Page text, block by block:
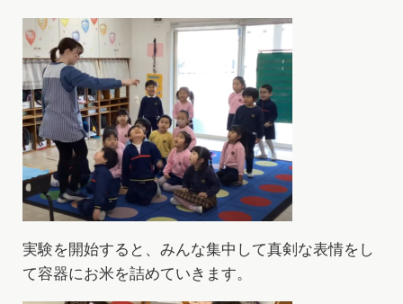
実験を開始すると、みんな集中して真剣な表情をし
て容器にお米を詰めていきます。